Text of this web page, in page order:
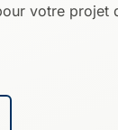
votre projet